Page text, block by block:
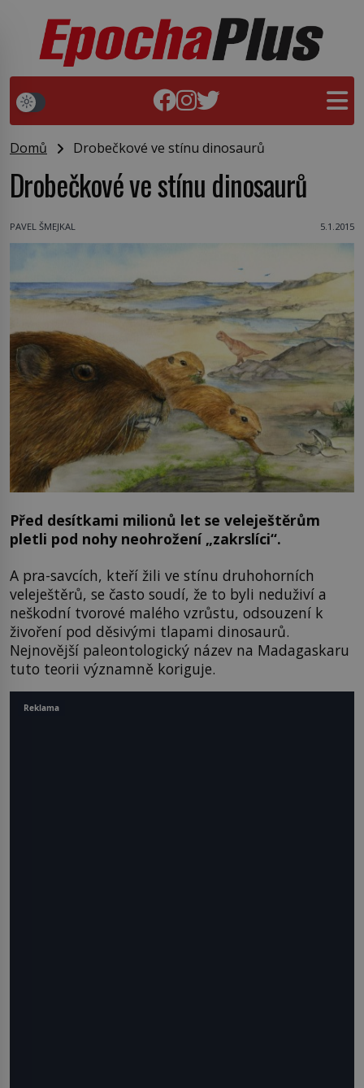
Domů Drobečkové ve stínu dinosaurů
Drobečkové ve stínu dinosaurů
PAVEL ŠMEJKAL 5.1.2015
Před desítkami milionů let se veleještěrům
pletli pod nohy neohrožení „zakrslíci“.
A pra-savcích, kteří žili ve stínu druhohorních
veleještěrů, se často soudí, že to byli neduživí a
neškodní tvorové malého vzrůstu, odsouzení k
živoření pod děsivými tlapami dinosaurů.
Nejnovější paleontologický název na Madagaskaru
tuto teorii významně koriguje.
Reklama